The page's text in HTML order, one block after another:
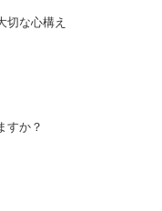
切な心構え
すか？